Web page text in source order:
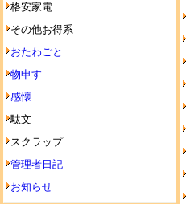
格安家電
その他お得系
おたわごと
物申す
感懐
駄文
スクラップ
管理者日記
お知らせ